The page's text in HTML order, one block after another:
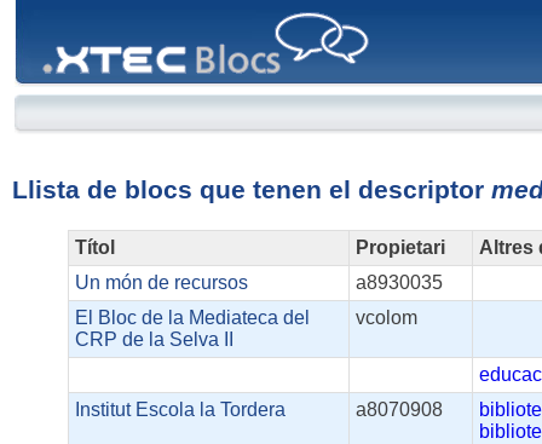
Llista de blocs que tenen el descriptor
Títol Propietari
Altres
Un món de recursos
a8930035
El Bloc de la Mediateca del
CRP de la Selva II
vcolom
Institut Escola la Tordera
a8070908